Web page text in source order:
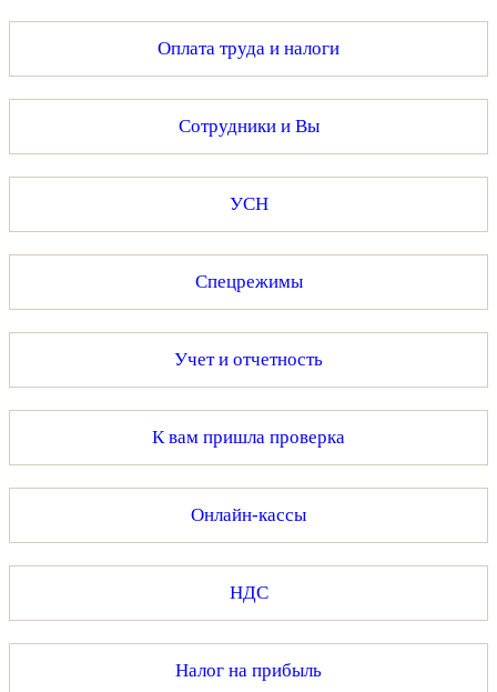
Оплата труда и налоги
Сотрудники и Вы
УСН
Спецрежимы
Учет и отчетность
К вам пришла проверка
Онлайн-кассы
НДС
Налог на прибыль